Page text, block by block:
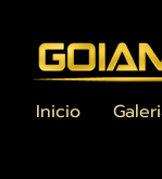
Inicio